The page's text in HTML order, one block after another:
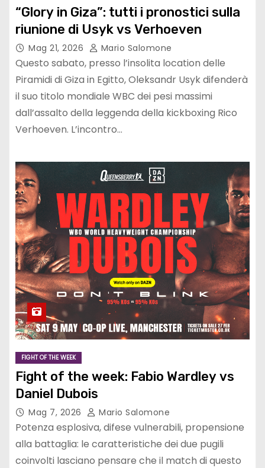
“Glory in Giza”: tutti i pronostici sulla
riunione di Usyk vs Verhoeven
Mag 21, 2026 Mario Salomone
Questo sabato, presso l’insolita location delle
Piramidi di Giza in Egitto, Oleksandr Usyk difenderà
il suo titolo mondiale WBC dei pesi massimi
dall’assalto della leggenda della kickboxing Rico
Verhoeven. L’incontro…
FIGHT OF THE WEEK
Fight of the week: Fabio Wardley vs
Daniel Dubois
Mag 7, 2026 Mario Salomone
Potenza esplosiva, difese vulnerabili, propensione
alla battaglia: le caratteristiche dei due pugili
coinvolti lasciano pensare che il match di questo